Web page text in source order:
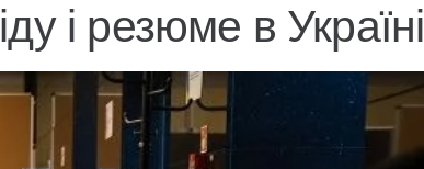
і резюме в Україні